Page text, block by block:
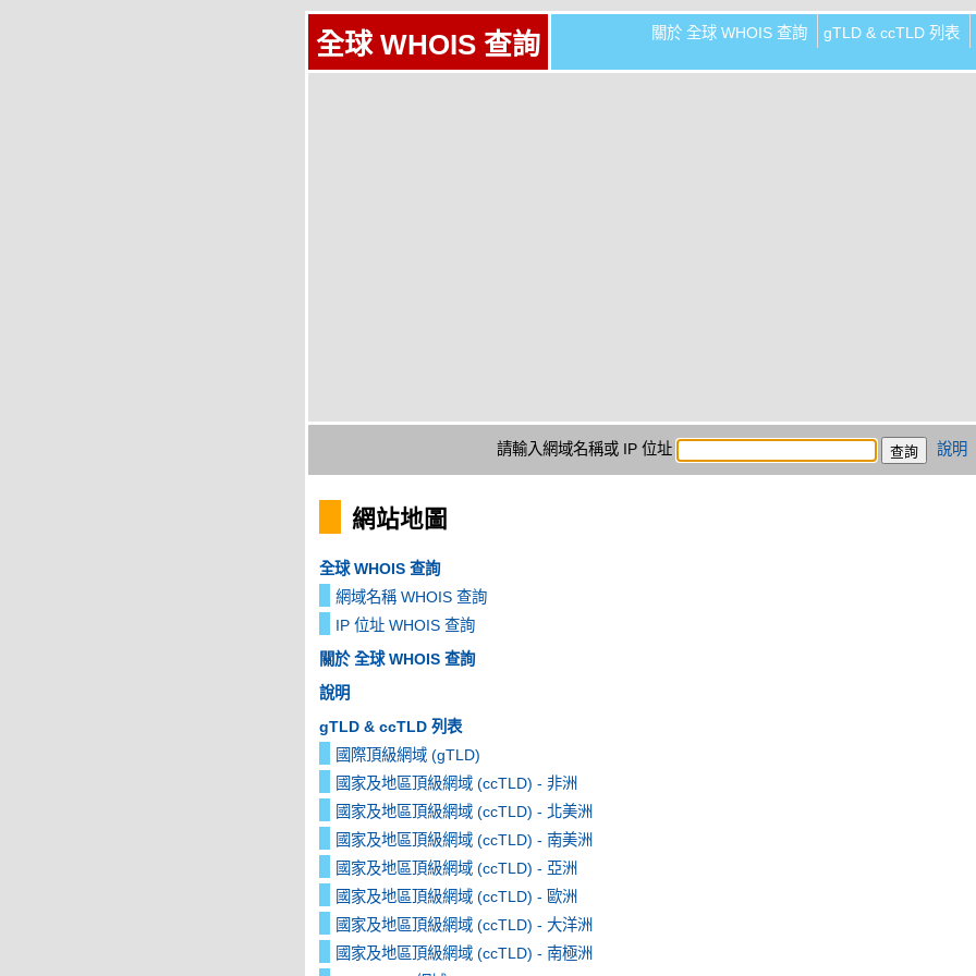
全球 WHOIS 查詢 關於 全球 WHOIS 查詢 gTLD & ccTLD 列表
請輸入網域名稱或 IP 位址 說明
網站地圖
全球 WHOIS 查詢
網域名稱 WHOIS 查詢
IP 位址 WHOIS 查詢
關於 全球 WHOIS 查詢
說明
gTLD & ccTLD 列表
國際頂級網域 (gTLD)
國家及地區頂級網域 (ccTLD) - 非洲
國家及地區頂級網域 (ccTLD) - 北美洲
國家及地區頂級網域 (ccTLD) - 南美洲
國家及地區頂級網域 (ccTLD) - 亞洲
國家及地區頂級網域 (ccTLD) - 歐洲
國家及地區頂級網域 (ccTLD) - 大洋洲
國家及地區頂級網域 (ccTLD) - 南極洲